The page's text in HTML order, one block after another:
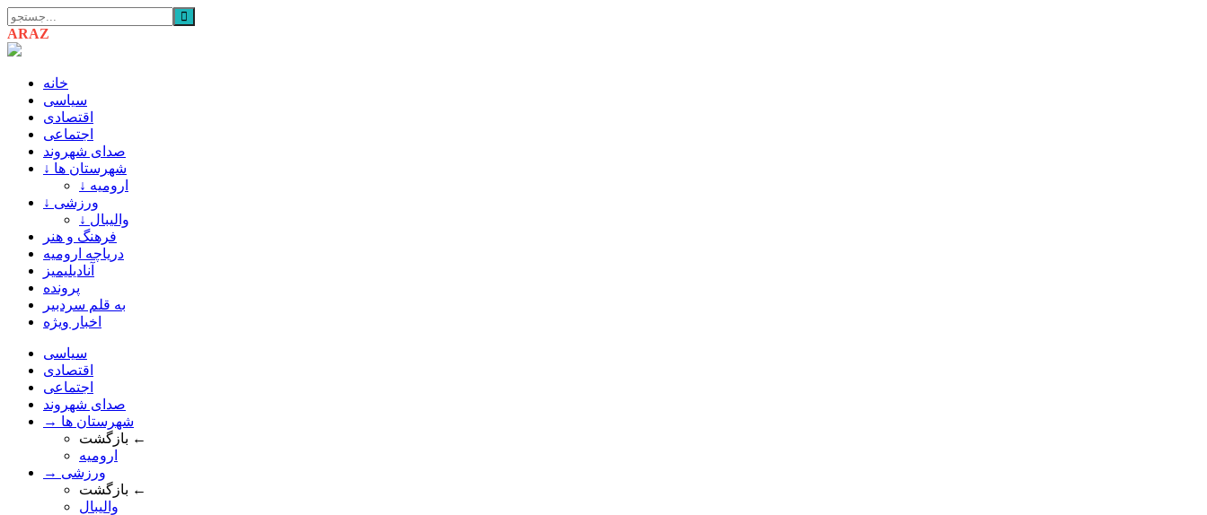
ARAZ
خانه
سیاسی
اقتصادی
اجتماعی
صدای شهروند
↓ شهرستان ها
↓ ارومیه
↓ ورزشی
↓ والیبال
فرهنگ و هنر
دریاچه ارومیه
آنادیلیمیز
پرونده
به قلم سردبیر
اخبار ویژه
سیاسی
اقتصادی
اجتماعی
صدای شهروند
→ شهرستان ها
بازگشت ←
ارومیه
→ ورزشی
بازگشت ←
والیبال